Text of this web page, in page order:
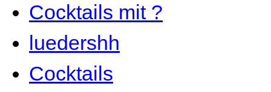
Cocktails mit ?
luedershh
Cocktails